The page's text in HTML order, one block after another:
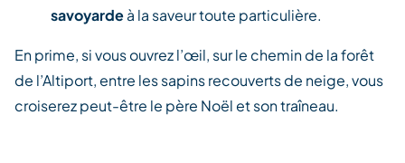
savoyardeà la saveur toute particulière.
En prime, si vous ouvrez l’œil, sur le chemin de la forêt
de l’Altiport, entre les sapins recouverts de neige, vous
croiserez peut-être le père Noël et son traîneau.